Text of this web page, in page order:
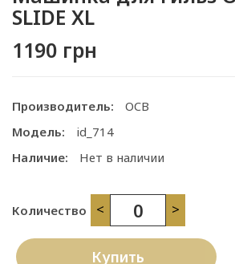
SLIDE XL
1190 грн
Производитель:
OCB
Модель:
id_714
Наличие:
Нет в наличии
Количество < >
Купить